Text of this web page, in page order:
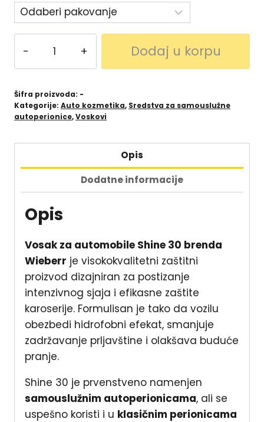
Dodaj u korpu
Šifra proizvoda: -
Kategorije: Auto kozmetika, Sredstva za samouslužne
autoperionice,Voskovi
Opis
Dodatne informacije
Opis
Vosak za automobile Shine 30 brenda
Wieberr je visokokvalitetni zaštitni
proizvod dizajniran za postizanje
intenzivnog sjaja i efikasne zaštite
karoserije. Formulisan je tako da vozilu
obezbedi hidrofobni efekat, smanjuje
zadržavanje prljavštine i olakšava buduće
pranje.
Shine 30 je prvenstveno namenjen
samouslužnim autoperionicama, ali se
uspešno koristi i u klasičnim perionicama